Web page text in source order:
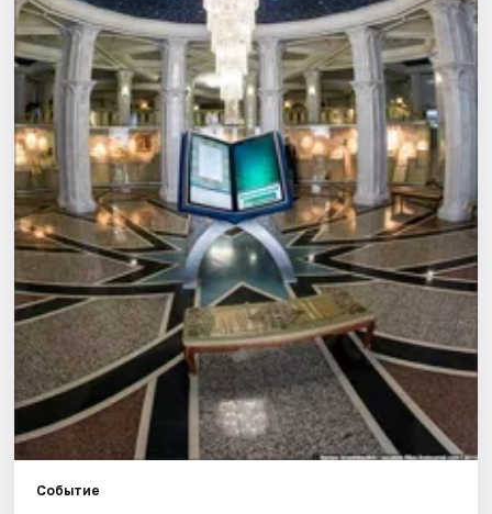
События
Города
Площадки
Артисты
Рейтинги
Событие